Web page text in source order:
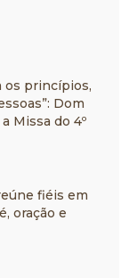
os princípios,
Dom
Missa do 4º
fiéis em
oração e